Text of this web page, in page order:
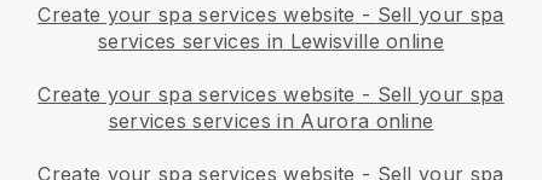
Create your spa services website - Sell your spa
services services in Lewisville online
Create your spa services website - Sell your spa
services services in Aurora online
Create your spa services website - Sell your spa